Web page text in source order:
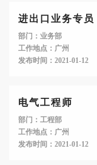
进出口业务专员
部门：业务部
工作地点：广州
发布时间：2021-01-12
电气工程师
部门：工程部
工作地点：广州
发布时间：2021-01-12